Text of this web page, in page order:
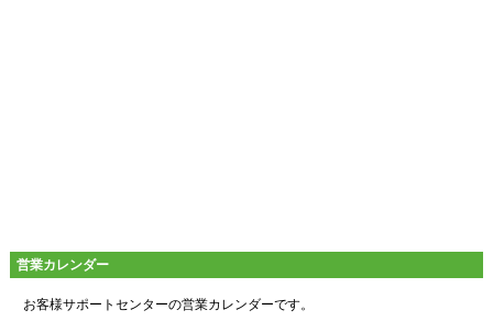
営業カレンダー
お客様サポートセンターの営業カレンダーです。